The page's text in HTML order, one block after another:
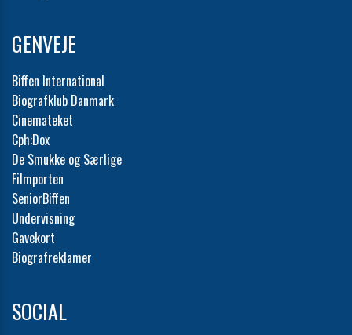
GENVEJE
Biffen International
Biografklub Danmark
Cinemateket
Cph:Dox
De Smukke og Særlige
Filmporten
SeniorBiffen
Undervisning
Gavekort
Biografreklamer
SOCIAL